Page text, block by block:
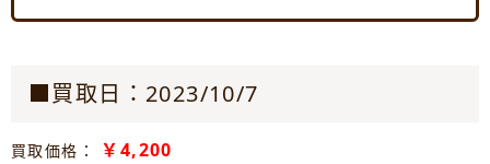
■買取日：2023/10/7
買取価格： ￥4,200